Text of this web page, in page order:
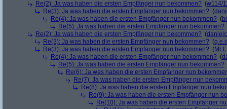
Re(2): Ja was haben die ersten Empfänger nun bekommen? (w114/
Re(3): Ja was haben die ersten Empfänger nun bekommen? (
Re(4): Ja was haben die ersten Empfänger nun bekommen? (
Re(5): Ja was haben die ersten Empfänger nun bekommen?
Re(2): Ja was haben die ersten Empfänger nun bekommen? (
Re(3): Ja was haben die ersten Empfänger nun bekommen? (
Re(3): Ja was haben die ersten Empfänger nun bekommen? (Mr L
Re(4): Ja was haben die ersten Empfänger nun bekommen? (
Re(5): Ja was haben die ersten Empfänger nun bekommen?
Re(6): Ja was haben die ersten Empfänger nun
Re(7): Ja was haben die ersten Empfänger nun
Re(8): Ja was haben die ersten Empfänger nun
Re(9): Ja was haben die ersten Empfänger nun
Re(10): Ja was haben die ersten Empfänger